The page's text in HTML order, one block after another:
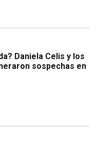
Daniela Celis y los
sospechas en